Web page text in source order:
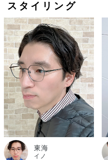
スタイリング
東海
イノ